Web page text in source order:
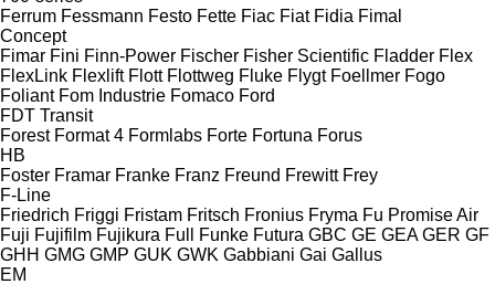
Ferrum Fessmann Festo Fette Fiac Fiat Fidia Fimal
Concept
Fimar Fini Finn-Power Fischer Fisher Scientific Fladder Flex
FlexLink Flexlift Flott Flottweg Fluke Flygt Foellmer Fogo
Foliant Fom Industrie Fomaco Ford
FDT Transit
Forest Format 4 Formlabs Forte Fortuna Forus
HB
Foster Framar Franke Franz Freund Frewitt Frey
F-Line
Friedrich Friggi Fristam Fritsch Fronius Fryma Fu Promise Air
Fuji Fujifilm Fujikura Full Funke Futura GBC GE GEA GER GF
GHH GMG GMP GUK GWK Gabbiani Gai Gallus
EM